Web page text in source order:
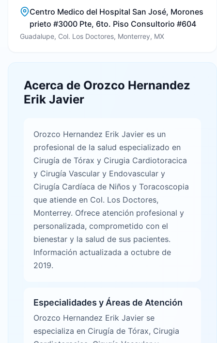
Centro Medico del Hospital San José, Morones
prieto #3000 Pte, 6to. Piso Consultorio #604
Guadalupe, Col. Los Doctores, Monterrey, MX
Acerca de Orozco Hernandez
Erik Javier
Orozco Hernandez Erik Javier es un
profesional de la salud especializado en
Cirugía de Tórax y Cirugia Cardiotoracica
y Cirugía Vascular y Endovascular y
Cirugía Cardíaca de Niños y Toracoscopia
que atiende en Col. Los Doctores,
Monterrey. Ofrece atención profesional y
personalizada, comprometido con el
bienestar y la salud de sus pacientes.
Información actualizada a octubre de
2019.
Especialidades y Áreas de Atención
Orozco Hernandez Erik Javier se
especializa en Cirugía de Tórax, Cirugia